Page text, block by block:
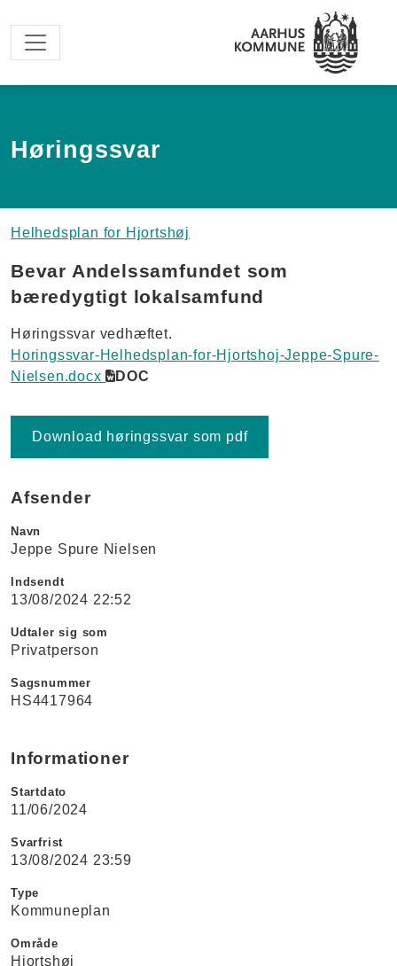
Høringssvar
Helhedsplan for Hjortshøj
Bevar Andelssamfundet som
bæredygtigt lokalsamfund
Høringssvar vedhæftet.
Horingssvar-Helhedsplan-for-Hjortshoj-Jeppe-Spure-
Nielsen.docx
DOC
Download høringssvar som pdf
Afsender
Navn
Jeppe Spure Nielsen
Indsendt
13/08/2024 22:52
Udtaler sig som
Privatperson
Sagsnummer
HS4417964
Informationer
Startdato
11/06/2024
Svarfrist
13/08/2024 23:59
Type
Kommuneplan
Område
Hjortshøj